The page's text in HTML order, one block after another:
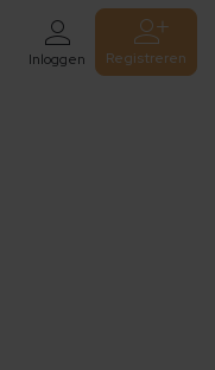
Inloggen Registreren